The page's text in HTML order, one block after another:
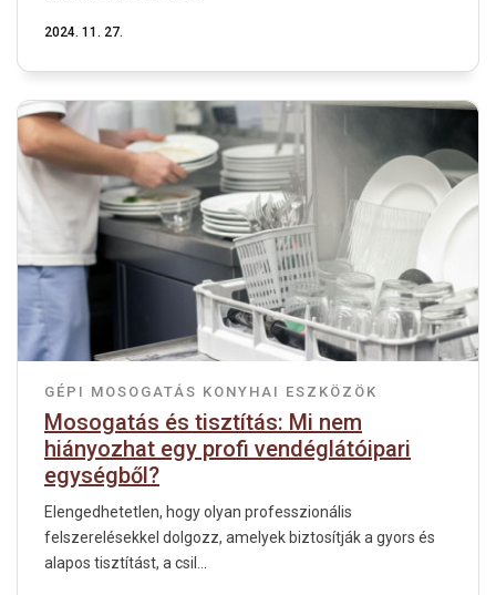
2024. 11. 27.
GÉPI MOSOGATÁS KONYHAI ESZKÖZÖK
Mosogatás és tisztítás: Mi nem
hiányozhat egy profi vendéglátóipari
egységből?
Elengedhetetlen, hogy olyan professzionális
felszerelésekkel dolgozz, amelyek biztosítják a gyors és
alapos tisztítást, a csil...